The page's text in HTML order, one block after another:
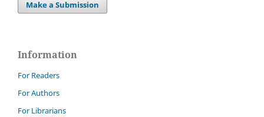
Make a Submission
Information
For Readers
For Authors
For Librarians